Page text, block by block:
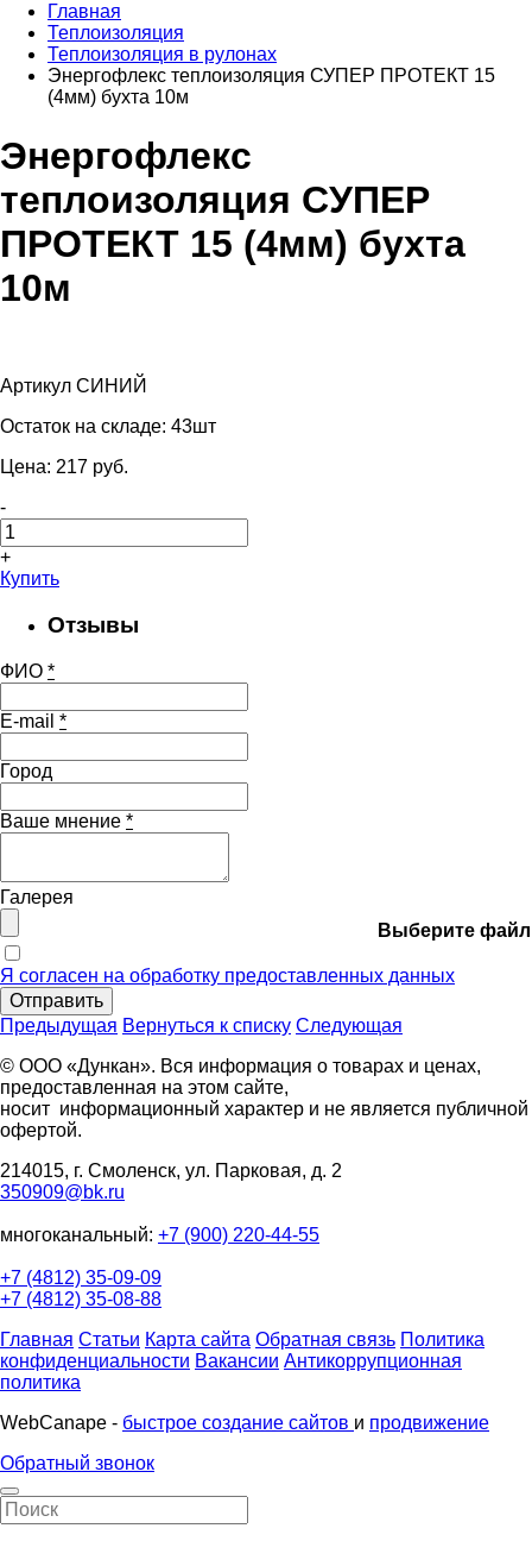
Главная
Теплоизоляция
Теплоизоляция в рулонах
Энергофлекс теплоизоляция СУПЕР ПРОТЕКТ 15
(4мм) бухта 10м
Энергофлекс
теплоизоляция СУПЕР
ПРОТЕКТ 15 (4мм) бухта
10м
Артикул СИНИЙ
Остаток на складе: 43шт
Цена: 217 pуб.
-
+
Купить
Отзывы
ФИО *
E-mail *
Город
Ваше мнение *
Галерея
Выберите файл
Я согласен на обработку предоставленных данных
Отправить
Предыдущая Вернуться к списку Следующая
© ООО «Дункан». Вся информация о товарах и ценах,
предоставленная на этом сайте,
носит информационный характер и не является публичной
офертой.
214015, г. Смоленск, ул. Парковая, д. 2
350909@bk.ru
многоканальный: +7 (900) 220-44-55
+7 (4812) 35-09-09
+7 (4812) 35-08-88
Главная Статьи Карта сайта Обратная связь Политика
конфиденциальности Вакансии Антикоррупционная
политика
WebCanape - быстрое создание сайтов и продвижение
Обратный звонок